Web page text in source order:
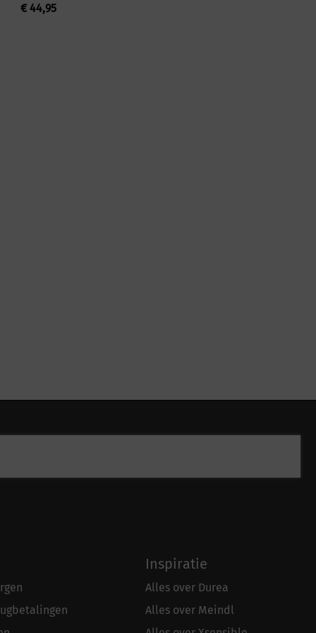
€44,95
Inspiratie
Alles over Durea
Alles over Meindl